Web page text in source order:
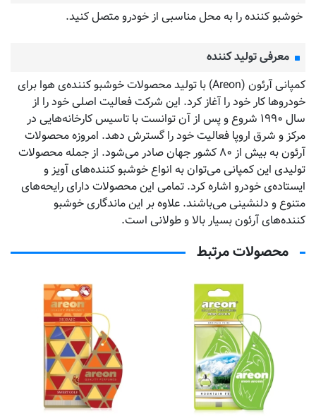
خوشبو کننده را به محل مناسبی از خودرو متصل کنید.
معرفی تولید کننده
کمپانی آرئون (Areon) با تولید محصولات خوشبو کننده‌‌ی هوا برای
خودروها کار خود را آغاز کرد. این شرکت فعالیت اصلی خود را از
سال ۱۹۹۰ شروع و پس از آن توانست با تاسیس کارخانه‌هایی در
مرکز و شرق اروپا فعالیت خود را گسترش دهد. امروزه محصولات
آرئون به بیش از ۸۰ کشور جهان صادر می‌شود. از جمله محصولات
تولیدی این کمپانی می‌توان به انواع خوشبو کننده‌های آویز و
ایستاده‌ی خودرو اشاره کرد. تمامی این محصولات دارای رایحه‌های
متنوع و دلنشینی می‌باشند. علاوه بر این ماندگاری خوشبو
کننده‌های آرئون بسیار بالا و طولانی است.
محصولات مرتبط